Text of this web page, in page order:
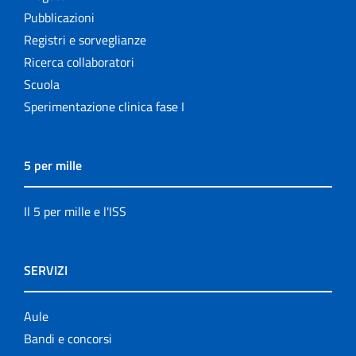
Pubblicazioni
Registri e sorveglianze
Ricerca collaboratori
Scuola
Sperimentazione clinica fase I
5 per mille
Il 5 per mille e l'ISS
SERVIZI
Aule
Bandi e concorsi